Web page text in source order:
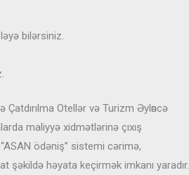
bilərsiniz.
Otellər və Turizm Әylәncә
maliyyə xidmətlərinə çıxış
“ASAN ödəniş” sistemi cərimə,
həyata keçirmək imkanı yaradır.